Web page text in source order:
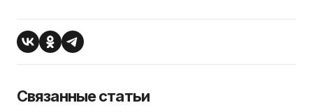
Связанные статьи